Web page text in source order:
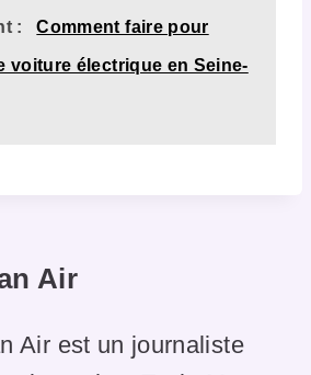
: Comment faire pour
voiture électrique en Seine-
Air
Air est un journaliste